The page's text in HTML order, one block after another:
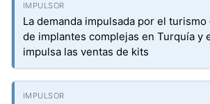
La demanda impulsada por el
de implantes complejas en Turquía y
impulsa las ventas de kits